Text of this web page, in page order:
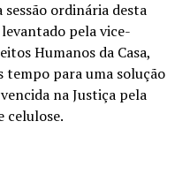
ordinária desta
pela vice-
Humanos da Casa,
tempo para uma solução
na Justiça pela
celulose.